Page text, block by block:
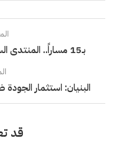
بـ15 مساراً.. المنتدى السعودي للإعلام ينطلق 19 فبراير
البنيان: استثمار الجودة
قد